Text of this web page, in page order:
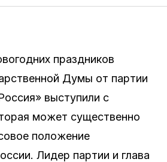
праздников
Думы от партии
выступили с
может существенно
положение
Лидер партии и глава